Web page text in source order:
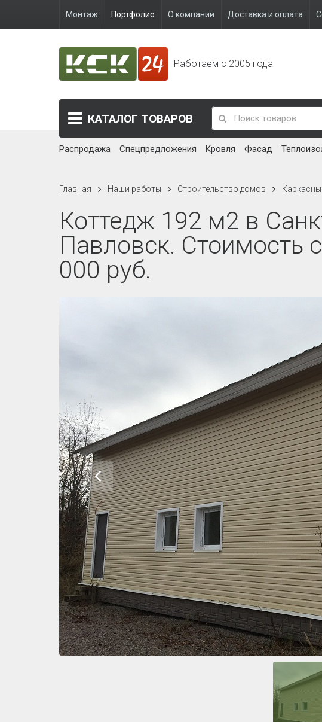
Монтаж Портфолио О компании Доставка и оплата
Работаем с 2005 года
КАТАЛОГ ТОВАРОВ
Распродажа Спецпредложения Кровля Фасад
Главная Наши работы Строительство домов
Коттедж 192 м2 в
Павловск. Стоимость
000 руб.